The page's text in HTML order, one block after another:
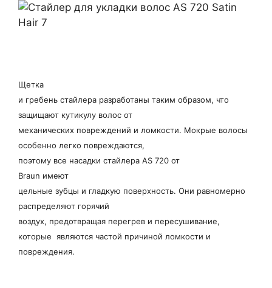
Щетка
и гребень стайлера разработаны таким образом, что
защищают кутикулу волос от
механических повреждений и ломкости. Мокрые волосы
особенно легко повреждаются,
поэтому все насадки стайлера AS 720 от
Braun имеют
цельные зубцы и гладкую поверхность. Они равномерно
распределяют горячий
воздух, предотвращая перегрев и пересушивание,
которые являются частой причиной ломкости и
повреждения.